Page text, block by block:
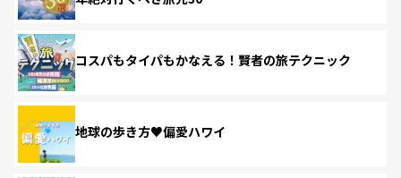
コスパもタイパもかなえる！賢者の旅テクニック
地球の歩き方♥偏愛ハワイ